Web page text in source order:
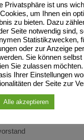
weiter geht.
berät in
den weiteren Verlauf der
dann zeitnah mit.
bitte diesen November
Wiederaufnahme der
Privatsphäre ist uns
um Ihnen ein
zu bieten. Dazu
Seite notwendig sind,
Statistikzwecken,
oder zur Anzeige
Sie können selbst
Sie zulassen
Ihrer Einstellungen
der Seite zur
Alle akzeptieren